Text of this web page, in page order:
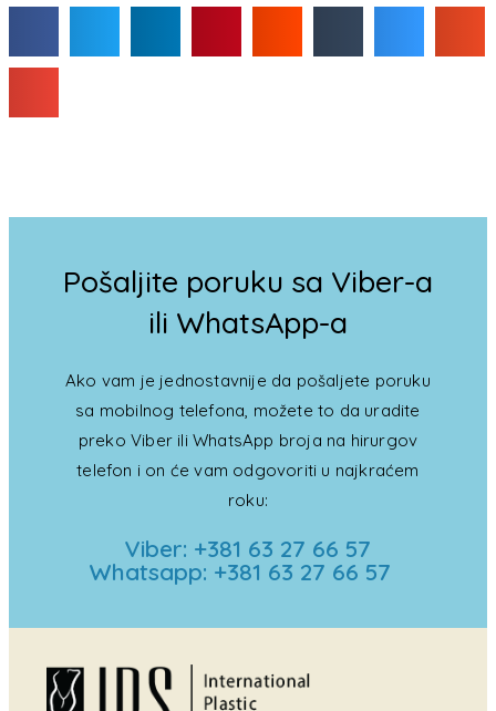
Pošaljite poruku sa Viber-a
ili WhatsApp-a
Ako vam je jednostavnije da pošaljete poruku
sa mobilnog telefona, možete to da uradite
preko Viber ili WhatsApp broja na hirurgov
telefon i on će vam odgovoriti u najkraćem
roku:
Viber: +381 63 27 66 57
Whatsapp: +381 63 27 66 57